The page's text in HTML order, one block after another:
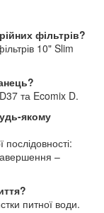
фільтрів?
10" Slim
та Ecomix D.
якому
–
питної води.